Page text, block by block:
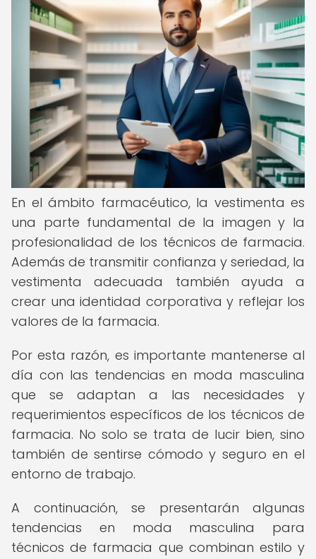
En el ámbito farmacéutico, la vestimenta es
una parte fundamental de la imagen y la
profesionalidad de los técnicos de farmacia.
Además de transmitir confianza y seriedad, la
vestimenta adecuada también ayuda a
crear una identidad corporativa y reflejar los
valores de la farmacia.
Por esta razón, es importante mantenerse al
día con las tendencias en moda masculina
que se adaptan a las necesidades y
requerimientos específicos de los técnicos de
farmacia. No solo se trata de lucir bien, sino
también de sentirse cómodo y seguro en el
entorno de trabajo.
A continuación, se presentarán algunas
tendencias en moda masculina para
técnicos de farmacia que combinan estilo y